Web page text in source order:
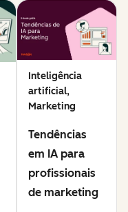
Inteligência
artificial,
Marketing
Tendências
em IA para
profissionais
de marketing